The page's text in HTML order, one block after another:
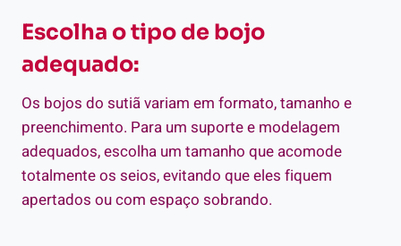
Escolha o tipo de bojo
adequado:
Os bojos do sutiã variam em formato, tamanho e
preenchimento. Para um suporte e modelagem
adequados, escolha um tamanho que acomode
totalmente os seios, evitando que eles fiquem
apertados ou com espaço sobrando.